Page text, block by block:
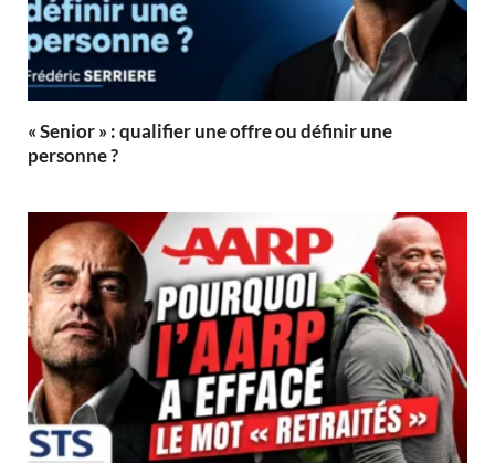
« Senior » : qualifier une offre ou définir une
personne ?